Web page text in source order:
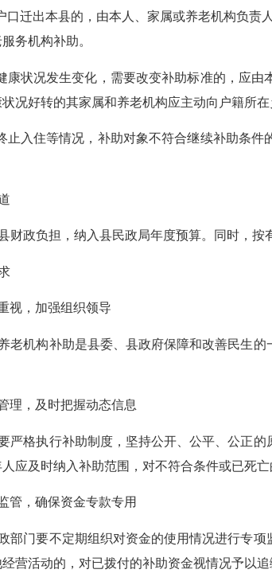
口迁出本县的，由本人、家属或养老机构负
务机构补助。
康状况发生变化，需要改变补助标准的，应
况好转的其家属和养老机构应主动向户籍所
止入住等情况，补助对象不符合继续补助条
财政负担，纳入县民政局年度预算。同时，按
视，加强组织领导
老机构补助是县委、县政府保障和改善民生
理，及时把握动态信息
严格执行补助制度，坚持公开、公平、公正
应及时纳入补助范围，对不符合条件或已死
管，确保资金专款专用
部门要不定期组织对资金的使用情况进行专
营活动的，对已拨付的补助资金视情况予以追